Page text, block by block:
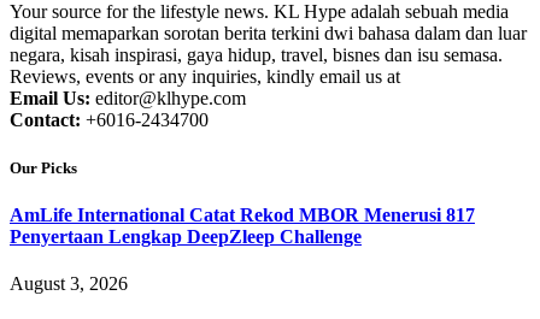
Your source for the lifestyle news. KL Hype adalah sebuah media
digital memaparkan sorotan berita terkini dwi bahasa dalam dan luar
negara, kisah inspirasi, gaya hidup, travel, bisnes dan isu semasa.
Reviews, events or any inquiries, kindly email us at
Email Us: editor@klhype.com
Contact: +6016-2434700
Our Picks
AmLife International Catat Rekod MBOR Menerusi 817
Penyertaan Lengkap DeepZleep Challenge
August 3, 2026